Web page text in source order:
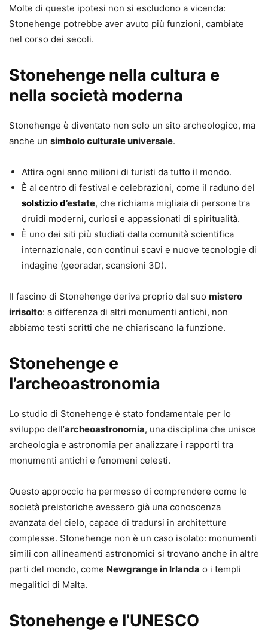
Molte di queste ipotesi non si escludono a vicenda:
Stonehenge potrebbe aver avuto più funzioni, cambiate
nel corso dei secoli.
Stonehenge nella cultura e
nella società moderna
Stonehenge è diventato non solo un sito archeologico, ma
anche un simbolo culturale universale.
Attira ogni anno milioni di turisti da tutto il mondo.
È al centro di festival e celebrazioni, come il raduno del
solstiziod’estate, che richiama migliaia di persone tra
druidi moderni, curiosi e appassionati di spiritualità.
È uno dei siti più studiati dalla comunità scientifica
internazionale, con continui scavi e nuove tecnologie di
indagine (georadar, scansioni 3D).
Il fascino di Stonehenge deriva proprio dal suo mistero
irrisolto: a differenza di altri monumenti antichi, non
abbiamo testi scritti che ne chiariscano la funzione.
Stonehenge e
l’archeoastronomia
Lo studio di Stonehenge è stato fondamentale per lo
sviluppo dell’archeoastronomia, una disciplina che unisce
archeologia e astronomia per analizzare i rapporti tra
monumenti antichi e fenomeni celesti.
Questo approccio ha permesso di comprendere come le
società preistoriche avessero già una conoscenza
avanzata del cielo, capace di tradursi in architetture
complesse. Stonehenge non è un caso isolato: monumenti
simili con allineamenti astronomici si trovano anche in altre
parti del mondo, come Newgrange in Irlanda o i templi
megalitici di Malta.
Stonehenge e l’UNESCO